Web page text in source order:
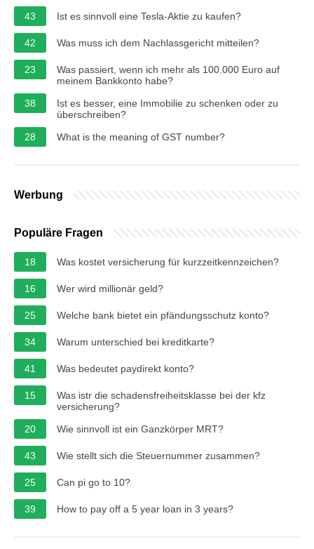
43
Ist es sinnvoll eine Tesla-Aktie zu kaufen?
42 Was muss ich dem Nachlassgericht mitteilen?
23
Was passiert, wenn ich mehr als 100.000 Euro auf
meinem Bankkonto habe?
38
Ist es besser, eine Immobilie zu schenken oder zu
überschreiben?
28
What is the meaning of GST number?
Werbung
Populäre Fragen
18 Was kostet versicherung für kurzzeitkennzeichen?
16 Wer wird millionär geld?
25 Welche bank bietet ein pfändungsschutz konto?
34 Warum unterschied bei kreditkarte?
41 Was bedeutet paydirekt konto?
15
Was istr die schadensfreiheitsklasse bei der kfz
versicherung?
20
Wie sinnvoll ist ein Ganzkörper MRT?
43 Wie stellt sich die Steuernummer zusammen?
25 Can pi go to 10?
39 How to pay off a 5 year loan in 3 years?